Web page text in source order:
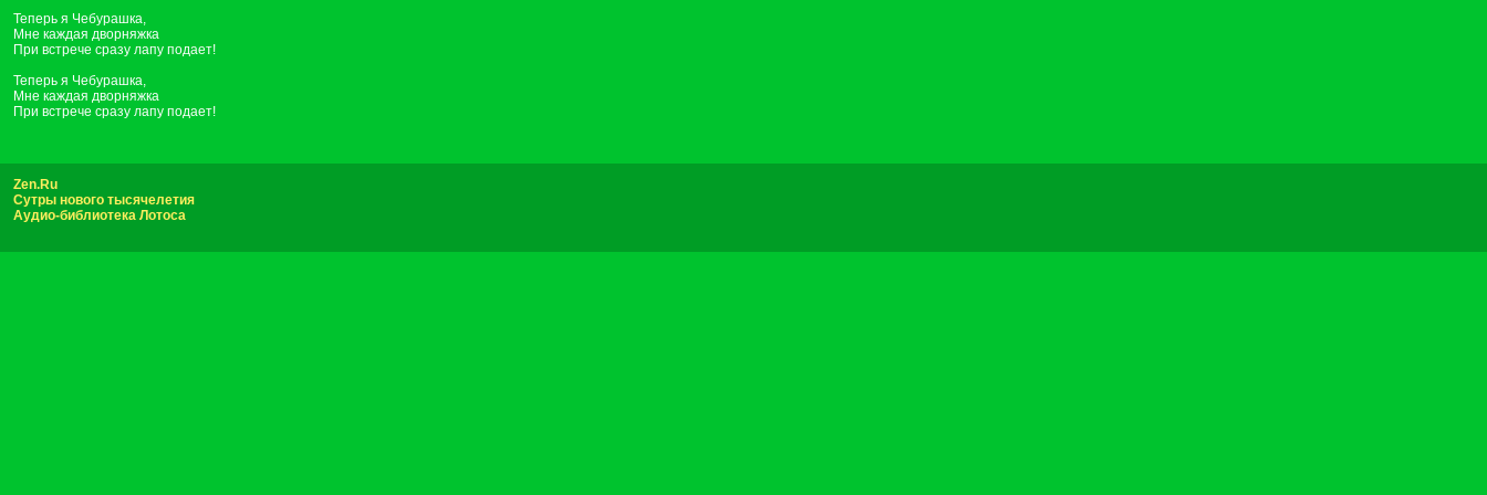
Теперь я Чебурашка,
Мне каждая дворняжка
При встрече сразу лапу подает!
Теперь я Чебурашка,
Мне каждая дворняжка
При встрече сразу лапу подает!
Zen.Ru
Сутры нового тысячелетия
Аудио-библиотека Лотоса